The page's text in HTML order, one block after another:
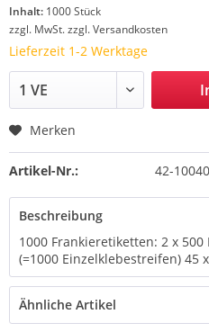
Inhalt: 1000 Stück
zzgl. MwSt.zzgl. Versandkosten
Lieferzeit 1-2 Werktage
Merken
Artikel-Nr.: 42-
Beschreibung
1000 Frankieretiketten: 2 x
(=1000 Einzelklebestreifen) 45
Ähnliche Artikel